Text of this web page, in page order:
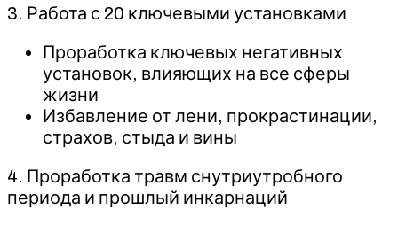
3. Работа с 20 ключевыми установками
Проработка ключевых негативных
установок, влияющих на все сферы
жизни
Избавление от лени, прокрастинации,
страхов, стыда и вины
4. Проработка травм снутриутробного
периода и прошлый инкарнаций